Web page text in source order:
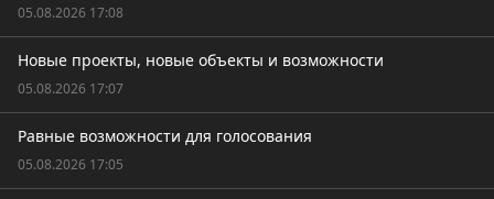
05.08.2026 17:08
Новые проекты, новые объекты и возможности
05.08.2026 17:07
Равные возможности для голосования
05.08.2026 17:05